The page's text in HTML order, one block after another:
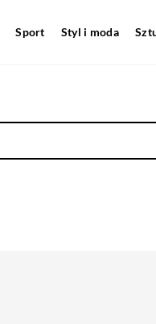
Sport Styl i moda